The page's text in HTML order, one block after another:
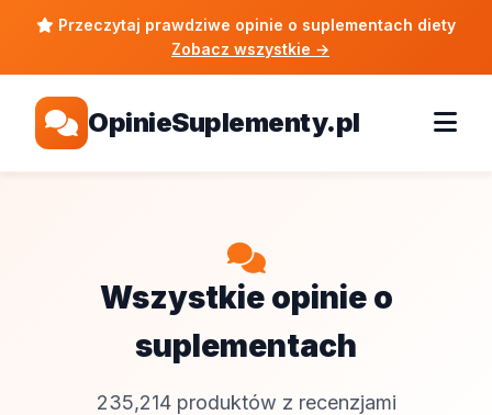
Przeczytaj prawdziwe opinie o suplementach diety
Zobacz wszystkie →
OpinieSuplementy.pl
Wszystkie opinie o
suplementach
235,214 produktów z recenzjami